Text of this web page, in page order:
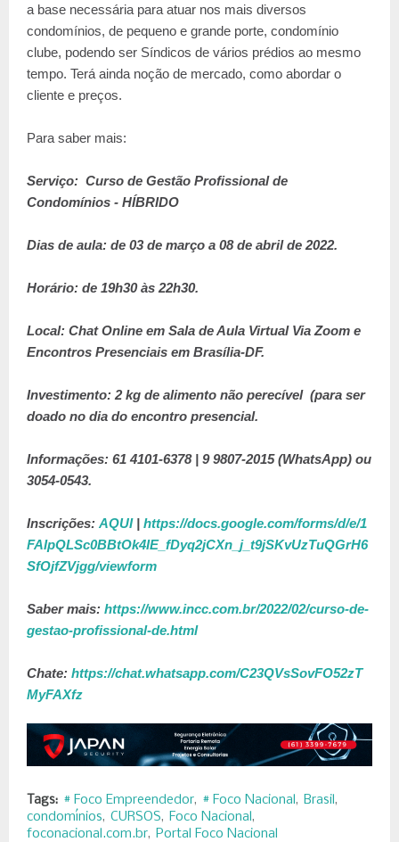
a base necessária para atuar nos mais diversos
condomínios, de pequeno e grande porte, condomínio
clube, podendo ser Síndicos de vários prédios ao mesmo
tempo. Terá ainda noção de mercado, como abordar o
cliente e preços.
Para saber mais:
Serviço: Curso de Gestão Profissional de
Condomínios - HÍBRIDO
Dias de aula: de 03 de março a 08 de abril de 2022.
Horário: de 19h30 às 22h30.
Local: Chat Online em Sala de Aula Virtual Via Zoom e
Encontros Presenciais em Brasília-DF.
Investimento: 2 kg de alimento não perecível (para ser
doado no dia do encontro presencial.
Informações: 61 4101-6378 | 9 9807-2015 (WhatsApp) ou
3054-0543.
Inscrições: AQUI| https://docs.google.com/forms/d/e/1
FAIpQLSc0BBtOk4IE_fDyq2jCXn_j_t9jSKvUzTuQGrH6
SfOjfZVjgg/viewform
Saber mais: https://www.incc.com.br/2022/02/curso-de-
gestao-profissional-de.html
Chate: https://chat.whatsapp.com/C23QVsSovFO52zT
MyFAXfz
Tags: # Foco Empreendedor # Foco Nacional
Brasil
condomínios
CURSOS
Foco Nacional
foconacional.com.br
Portal Foco Nacional